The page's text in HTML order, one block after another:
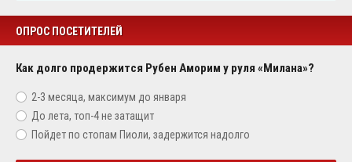
ОПРОС ПОСЕТИТЕЛЕЙ
Как долго продержится Рубен Аморим у руля «Милана»?
2-3 месяца, максимум до января
До лета, топ-4 не затащит
Пойдет по стопам Пиоли, задержится надолго